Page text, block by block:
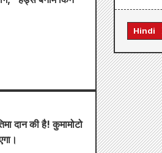
Hindi
दान की है! कुमामोटो